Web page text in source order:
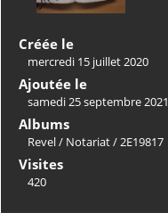
Créée le
mercredi 15 juillet 2020
Ajoutée le
samedi 25 septembre 2021
Albums
Revel/ Notariat/2E19817
Visites
420